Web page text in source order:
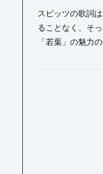
スピッツの歌詞
ることなく、そ
「若葉」の魅力